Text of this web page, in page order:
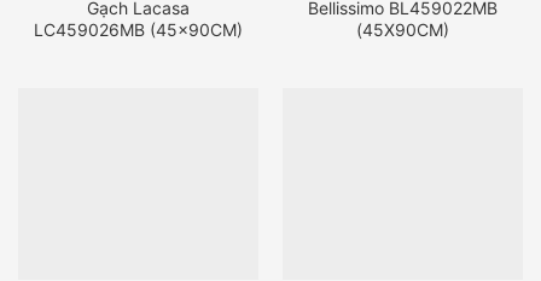
Gạch Lacasa
LC459026MB (45x90CM)
Bellissimo BL459022MB
(45X90CM)